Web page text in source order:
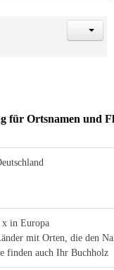
für Ortsnamen und
in Europa
mit Orten, die den
finden auch Ihr Buchholz